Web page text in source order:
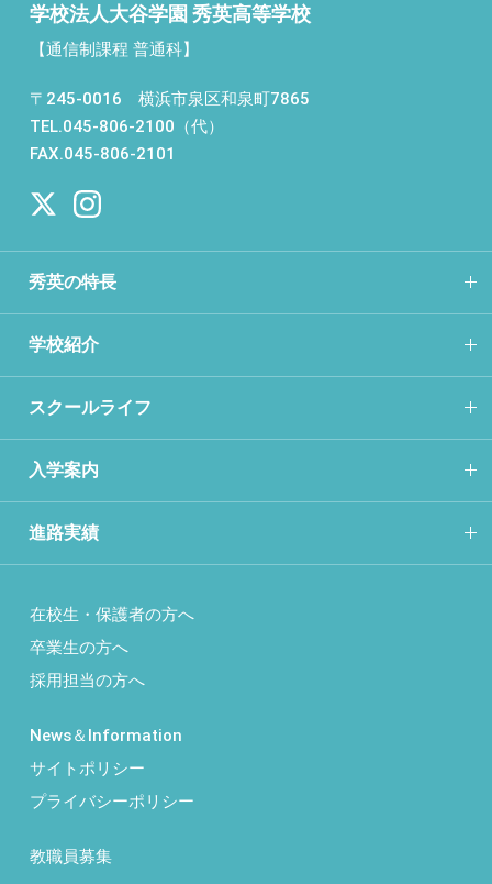
学校法人大谷学園 秀英高等学校
【通信制課程 普通科】
〒245-0016 横浜市泉区和泉町7865
TEL.045-806-2100（代）
FAX.045-806-2101
秀英の特長
学校紹介
スクールライフ
入学案内
進路実績
在校生・保護者の方へ
卒業生の方へ
採用担当の方へ
News＆Information
サイトポリシー
プライバシーポリシー
教職員募集